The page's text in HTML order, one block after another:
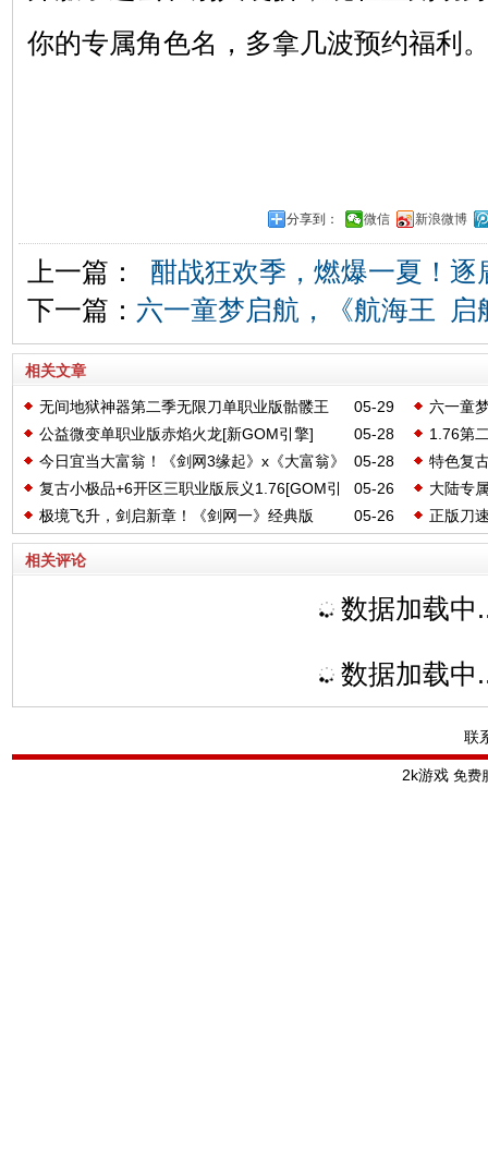
你的专属角色名，多拿几波预约福利
分享到： 微信 新浪微博
上一篇：
酣战狂欢季，燃爆一夏！逐
下一篇： 六一童梦启航，《航海王 启
相关文章
05-29
无间地狱神器第二季无限刀单职业版骷髅王
[新GOM引擎]
六一童
年的热
05-28
公益微变单职业版赤焰火龙[新GOM引擎]
1.76第
05-28
今日宜当大富翁！《剑网3缘起》x《大富翁》
联动上线！
特色复
05-26
复古小极品+6开区三职业版辰义1.76[GOM引
擎]
大陆专
引擎]
05-26
极境飞升，剑启新章！《剑网一》经典版
2026年度资料片重磅上线！
正版刀
相关评论
数据加载中
数据加载中
联
2k游戏 免费